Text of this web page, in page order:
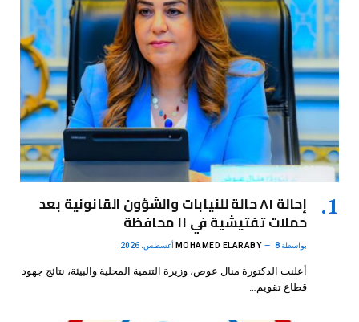
إحالة ٨١ حالة للنيابات والشؤون القانونية بعد
حملات تفتيشية في ١١ محافظة
بواسطة MOHAMED ELARABY 8 أغسطس، 2026
أعلنت الدكتورة منال عوض، وزيرة التنمية المحلية والبيئة، نتائج جهود
قطاع تقويم…